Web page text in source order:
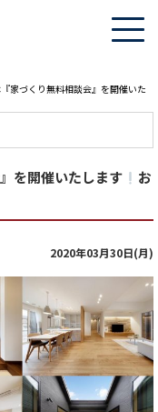
家づくり無料相談会』を開催いた
を開催いたします
お
2020年03月30日(月)